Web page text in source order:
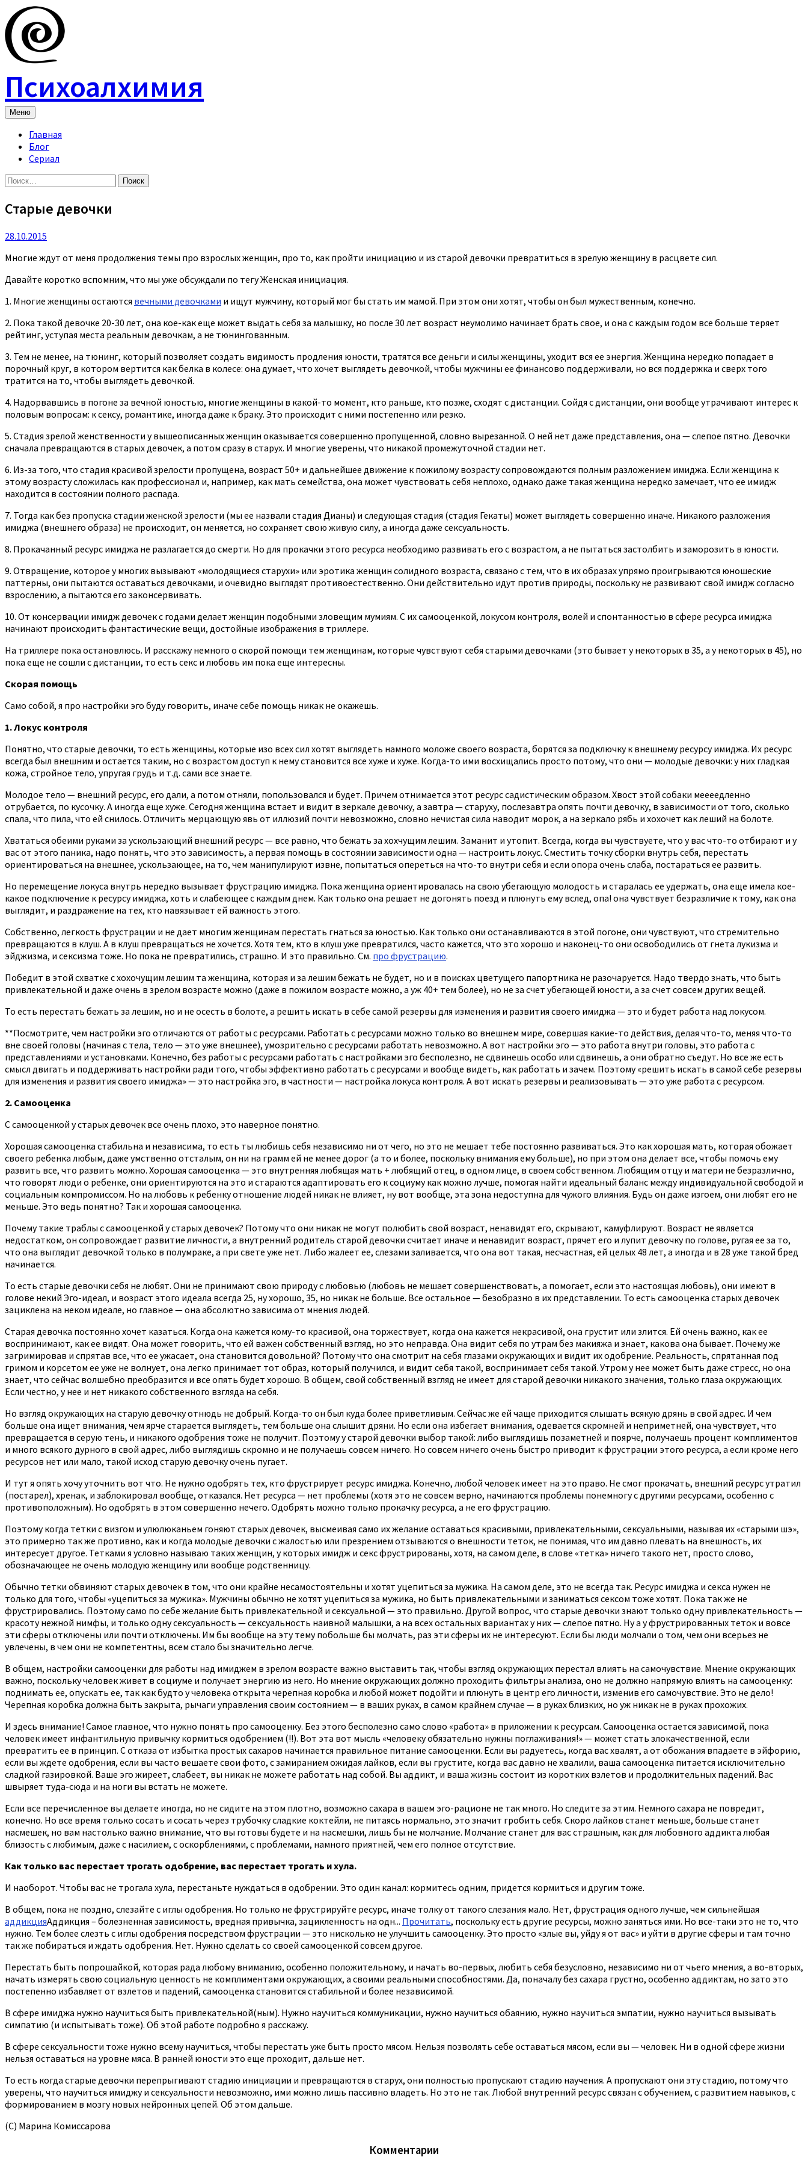
Skip
to
content
Психоалхимия
Меню
Главная
Блог
Сериал
Найти:
Старые девочки
28.10.2015
Многие ждут от меня продолжения темы про взрослых женщин, про то, как пройти инициацию и из старой девочки превратиться в зрелую женщину в расцвете сил.
Давайте коротко вспомним, что мы уже обсуждали по тегу Женская инициация.
1. Многие женщины остаются вечными девочками и ищут мужчину, который мог бы стать им мамой. При этом они хотят, чтобы он был мужественным, конечно.
2. Пока такой девочке 20-30 лет, она кое-как еще может выдать себя за малышку, но после 30 лет возраст неумолимо начинает брать свое, и она с каждым годом все больше теряет
рейтинг, уступая места реальным девочкам, а не тюнингованным.
3. Тем не менее, на тюнинг, который позволяет создать видимость продления юности, тратятся все деньги и силы женщины, уходит вся ее энергия. Женщина нередко попадает в
порочный круг, в котором вертится как белка в колесе: она думает, что хочет выглядеть девочкой, чтобы мужчины ее финансово поддерживали, но вся поддержка и сверх того
тратится на то, чтобы выглядеть девочкой.
4. Надорвавшись в погоне за вечной юностью, многие женщины в какой-то момент, кто раньше, кто позже, сходят с дистанции. Сойдя с дистанции, они вообще утрачивают интерес к
половым вопросам: к сексу, романтике, иногда даже к браку. Это происходит с ними постепенно или резко.
5. Стадия зрелой женственности у вышеописанных женщин оказывается совершенно пропущенной, словно вырезанной. О ней нет даже представления, она — слепое пятно. Девочки
сначала превращаются в старых девочек, а потом сразу в старух. И многие уверены, что никакой промежуточной стадии нет.
6. Из-за того, что стадия красивой зрелости пропущена, возраст 50+ и дальнейшее движение к пожилому возрасту сопровождаются полным разложением имиджа. Если женщина к
этому возрасту сложилась как профессионал и, например, как мать семейства, она может чувствовать себя неплохо, однако даже такая женщина нередко замечает, что ее имидж
находится в состоянии полного распада.
7. Тогда как без пропуска стадии женской зрелости (мы ее назвали стадия Дианы) и следующая стадия (стадия Гекаты) может выглядеть совершенно иначе. Никакого разложения
имиджа (внешнего образа) не происходит, он меняется, но сохраняет свою живую силу, а иногда даже сексуальность.
8. Прокачанный ресурс имиджа не разлагается до смерти. Но для прокачки этого ресурса необходимо развивать его с возрастом, а не пытаться застолбить и заморозить в юности.
9. Отвращение, которое у многих вызывают «молодящиеся старухи» или эротика женщин солидного возраста, связано с тем, что в их образах упрямо проигрываются юношеские
паттерны, они пытаются оставаться девочками, и очевидно выглядят противоестественно. Они действительно идут против природы, поскольку не развивают свой имидж согласно
взрослению, а пытаются его законсервивать.
10. От консервации имидж девочек с годами делает женщин подобными зловещим мумиям. С их самооценкой, локусом контроля, волей и спонтанностью в сфере ресурса имиджа
начинают происходить фантастические вещи, достойные изображения в триллере.
На триллере пока остановлюсь. И расскажу немного о скорой помощи тем женщинам, которые чувствуют себя старыми девочками (это бывает у некоторых в 35, а у некоторых в 45), но
пока еще не сошли с дистанции, то есть секс и любовь им пока еще интересны.
Скорая помощь
Само собой, я про настройки эго буду говорить, иначе себе помощь никак не окажешь.
1. Локус контроля
Понятно, что старые девочки, то есть женщины, которые изо всех сил хотят выглядеть намного моложе своего возраста, борятся за подключку к внешнему ресурсу имиджа. Их ресурс
всегда был внешним и остается таким, но с возрастом доступ к нему становится все хуже и хуже. Когда-то ими восхищались просто потому, что они — молодые девочки: у них гладкая
кожа, стройное тело, упругая грудь и т.д. сами все знаете.
Молодое тело — внешний ресурс, его дали, а потом отняли, попользовался и будет. Причем отнимается этот ресурс садистическим образом. Хвост этой собаки меееедленно
отрубается, по кусочку. А иногда еще хуже. Сегодня женщина встает и видит в зеркале девочку, а завтра — старуху, послезавтра опять почти девочку, в зависимости от того, сколько
спала, что пила, что ей снилось. Отличить мерцающую явь от иллюзий почти невозможно, словно нечистая сила наводит морок, а на зеркало рябь и хохочет как леший на болоте.
Хвататься обеими руками за ускользающий внешний ресурс — все равно, что бежать за хохчущим лешим. Заманит и утопит. Всегда, когда вы чувствуете, что у вас что-то отбирают и у
вас от этого паника, надо понять, что это зависимость, а первая помощь в состоянии зависимости одна — настроить локус. Сместить точку сборки внутрь себя, перестать
ориентироваться на внешнее, ускользающее, на то, чем манипулируют извне, попытаться опереться на что-то внутри себя и если опора очень слаба, постараться ее развить.
Но перемещение локуса внутрь нередко вызывает фрустрацию имиджа. Пока женщина ориентировалась на свою убегающую молодость и старалась ее удержать, она еще имела кое-
какое подключение к ресурсу имиджа, хоть и слабеющее с каждым днем. Как только она решает не догонять поезд и плюнуть ему вслед, опа! она чувствует безразличие к тому, как она
выглядит, и раздражение на тех, кто навязывает ей важность этого.
Собственно, легкость фрустрации и не дает многим женщинам перестать гнаться за юностью. Как только они останавливаются в этой погоне, они чувствуют, что стремительно
превращаются в клуш. А в клуш превращаться не хочется. Хотя тем, кто в клуш уже превратился, часто кажется, что это хорошо и наконец-то они освободились от гнета лукизма и
эйджизма, и сексизма тоже. Но пока не превратились, страшно. И это правильно. См. про фрустрацию.
Победит в этой схватке с хохочущим лешим та женщина, которая и за лешим бежать не будет, но и в поисках цветущего папортника не разочаруется. Надо твердо знать, что быть
привлекательной и даже очень в зрелом возрасте можно (даже в пожилом возрасте можно, а уж 40+ тем более), но не за счет убегающей юности, а за счет совсем других вещей.
То есть перестать бежать за лешим, но и не осесть в болоте, а решить искать в себе самой резервы для изменения и развития своего имиджа — это и будет работа над локусом.
**Посмотрите, чем настройки эго отличаются от работы с ресурсами. Работать с ресурсами можно только во внешнем мире, совершая какие-то действия, делая что-то, меняя что-то
вне своей головы (начиная с тела, тело — это уже внешнее), умозрительно с ресурсами работать невозможно. А вот настройки эго — это работа внутри головы, это работа с
представлениями и установками. Конечно, без работы с ресурсами работать с настройками эго бесполезно, не сдвинешь особо или сдвинешь, а они обратно съедут. Но все же есть
смысл двигать и поддерживать настройки ради того, чтобы эффективно работать с ресурсами и вообще видеть, как работать и зачем. Поэтому «решить искать в самой себе резервы
для изменения и развития своего имиджа» — это настройка эго, в частности — настройка локуса контроля. А вот искать резервы и реализовывать — это уже работа с ресурсом.
2. Самооценка
С самооценкой у старых девочек все очень плохо, это наверное понятно.
Хорошая самооценка стабильна и независима, то есть ты любишь себя независимо ни от чего, но это не мешает тебе постоянно развиваться. Это как хорошая мать, которая обожает
своего ребенка любым, даже умственно отсталым, он ни на грамм ей не менее дорог (а то и более, поскольку внимания ему больше), но при этом она делает все, чтобы помочь ему
развить все, что развить можно. Хорошая самооценка — это внутренняя любящая мать + любящий отец, в одном лице, в своем собственном. Любящим отцу и матери не безразлично,
что говорят люди о ребенке, они ориентируются на это и стараются адаптировать его к социуму как можно лучше, помогая найти идеальный баланс между индивидуальной свободой и
социальным компромиссом. Но на любовь к ребенку отношение людей никак не влияет, ну вот вообще, эта зона недоступна для чужого влияния. Будь он даже изгоем, они любят его не
меньше. Это ведь понятно? Так и хорошая самооценка.
Почему такие траблы с самооценкой у старых девочек? Потому что они никак не могут полюбить свой возраст, ненавидят его, скрывают, камуфлируют. Возраст не является
недостатком, он сопровождает развитие личности, а внутренний родитель старой девочки считает иначе и ненавидит возраст, прячет его и лупит девочку по голове, ругая ее за то,
что она выглядит девочкой только в полумраке, а при свете уже нет. Либо жалеет ее, слезами заливается, что она вот такая, несчастная, ей целых 48 лет, а иногда и в 28 уже такой бред
начинается.
То есть старые девочки себя не любят. Они не принимают свою природу с любовью (любовь не мешает совершенствовать, а помогает, если это настоящая любовь), они имеют в
голове некий Эго-идеал, и возраст этого идеала всегда 25, ну хорошо, 35, но никак не больше. Все остальное — безобразно в их представлении. То есть самооценка старых девочек
зациклена на неком идеале, но главное — она абсолютно зависима от мнения людей.
Старая девочка постоянно хочет казаться. Когда она кажется кому-то красивой, она торжествует, когда она кажется некрасивой, она грустит или злится. Ей очень важно, как ее
воспринимают, как ее видят. Она может говорить, что ей важен собственный взгляд, но это неправда. Она видит себя по утрам без макияжа и знает, какова она бывает. Почему же
загримировав и спрятав все, что ее ужасает, она становится довольной? Потому что она смотрит на себя глазами окружающих и видит их одобрение. Реальность, спрятанная под
гримом и корсетом ее уже не волнует, она легко принимает тот образ, который получился, и видит себя такой, воспринимает себя такой. Утром у нее может быть даже стресс, но она
знает, что сейчас волшебно преобразится и все опять будет хорошо. В общем, свой собственный взгляд не имеет для старой девочки никакого значения, только глаза окружающих.
Если честно, у нее и нет никакого собственного взгляда на себя.
Но взгляд окружающих на старую девочку отнюдь не добрый. Когда-то он был куда более приветливым. Сейчас же ей чаще приходится слышать всякую дрянь в свой адрес. И чем
больше она ищет внимания, чем ярче старается выглядеть, тем больше она слышит дряни. Но если она избегает внимания, одевается скромней и неприметней, она чувствует, что
превращается в серую тень, и никакого одобрения тоже не получит. Поэтому у старой девочки выбор такой: либо выглядишь позаметней и поярче, получаешь процент комплиментов
и много всякого дурного в свой адрес, либо выглядишь скромно и не получаешь совсем ничего. Но совсем ничего очень быстро приводит к фрустрации этого ресурса, а если кроме него
ресурсов нет или мало, такой исход старую девочку очень пугает.
И тут я опять хочу уточнить вот что. Не нужно одобрять тех, кто фрустрирует ресурс имиджа. Конечно, любой человек имеет на это право. Не смог прокачать, внешний ресурс утратил
(постарел), хренак, и заблокировал вообще, отказался. Нет ресурса — нет проблемы (хотя это не совсем верно, начинаются проблемы понемногу с другими ресурсами, особенно с
противоположным). Но одобрять в этом совершенно нечего. Одобрять можно только прокачку ресурса, а не его фрустрацию.
Поэтому когда тетки с визгом и улюлюканьем гоняют старых девочек, высмеивая само их желание оставаться красивыми, привлекательными, сексуальными, называя их «старыми шэ»,
это примерно так же противно, как и когда молодые девочки с жалостью или презрением отзываются о внешности теток, не понимая, что им давно плевать на внешность, их
интересует другое. Тетками я условно называю таких женщин, у которых имидж и секс фрустрированы, хотя, на самом деле, в слове «тетка» ничего такого нет, просто слово,
обозначающее не очень молодую женщину или вообще родственницу.
Обычно тетки обвиняют старых девочек в том, что они крайне несамостоятельны и хотят уцепиться за мужика. На самом деле, это не всегда так. Ресурс имиджа и секса нужен не
только для того, чтобы «уцепиться за мужика». Мужчины обычно не хотят уцепиться за мужика, но быть привлекательными и заниматься сексом тоже хотят. Пока так же не
фрустрировались. Поэтому само по себе желание быть привлекательной и сексуальной — это правильно. Другой вопрос, что старые девочки знают только одну привлекательность —
красоту нежной нимфы, и только одну сексуальность — сексуальность наивной малышки, а на всех остальных вариантах у них — слепое пятно. Ну а у фрустрированных теток и вовсе
эти сферы отключены или почти отключены. Им бы вообще на эту тему побольше бы молчать, раз эти сферы их не интересуют. Если бы люди молчали о том, чем они всерьез не
увлечены, в чем они не компетентны, всем стало бы значительно легче.
В общем, настройки самооценки для работы над имиджем в зрелом возрасте важно выставить так, чтобы взгляд окружающих перестал влиять на самочувствие. Мнение окружающих
важно, поскольку человек живет в социуме и получает энергию из него. Но мнение окружающих должно проходить фильтры анализа, оно не должно напрямую влиять на самооценку:
поднимать ее, опускать ее, так как будто у человека открыта черепная коробка и любой может подойти и плюнуть в центр его личности, изменив его самочувствие. Это не дело!
Черепная коробка должна быть закрыта, рычаги управления своим состоянием — в ваших руках, в самом крайнем случае — в руках близких, но уж никак не в руках прохожих.
И здесь внимание! Самое главное, что нужно понять про самооценку. Без этого бесполезно само слово «работа» в приложении к ресурсам. Самооценка остается зависимой, пока
человек имеет инфантильную привычку кормиться одобрением (!!). Вот эта вот мысль «человеку обязательно нужны поглаживания!» — может стать злокачественной, если
превратить ее в принцип. С отказа от избытка простых сахаров начинается правильное питание самооценки. Если вы радуетесь, когда вас хвалят, а от обожания впадаете в эйфорию,
если вы ждете одобрения, если вы часто вешаете свои фото, с замиранием ожидая лайков, если вы грустите, когда вас давно не хвалили, ваша самооценка питается исключительно
сладкой газировкой. Ваше эго жиреет, слабеет, вы никак не можете работать над собой. Вы аддикт, и ваша жизнь состоит из коротких взлетов и продолжительных падений. Вас
швыряет туда-сюда и на ноги вы встать не можете.
Если все перечисленное вы делаете иногда, но не сидите на этом плотно, возможно сахара в вашем эго-рационе не так много. Но следите за этим. Немного сахара не повредит,
конечно. Но все время только сосать и сосать через трубочку сладкие коктейли, не питаясь нормально, это значит гробить себя. Скоро лайков станет меньше, больше станет
насмешек, но вам настолько важно внимание, что вы готовы будете и на насмешки, лишь бы не молчание. Молчание станет для вас страшным, как для любовного аддикта любая
близость с любимым, даже с насилием, с оскорблениями, с проблемами, намного приятней, чем его полное отсутствие.
Как только вас перестает трогать одобрение, вас перестает трогать и хула.
И наоборот. Чтобы вас не трогала хула, перестаньте нуждаться в одобрении. Это один канал: кормитесь одним, придется кормиться и другим тоже.
В общем, пока не поздно, слезайте с иглы одобрения. Но только не фрустрируйте ресурс, иначе толку от такого слезания мало. Нет, фрустрация одного лучше, чем сильнейшая
аддикцияАддикция – болезненная зависимость, вредная привычка, зацикленность на одн... Прочитать, поскольку есть другие ресурсы, можно заняться ими. Но все-таки это не то, что
нужно. Тем более слезть с иглы одобрения посредством фрустрации — это нисколько не улучшить самооценку. Это просто «злые вы, уйду я от вас» и уйти в другие сферы и там точно
так же побираться и ждать одобрения. Нет. Нужно сделать со своей самооценкой совсем другое.
Перестать быть попрошайкой, которая рада любому вниманию, особенно положительному, и начать во-первых, любить себя безусловно, независимо ни от чьего мнения, а во-вторых,
начать измерять свою социальную ценность не комплиментами окружающих, а своими реальными способностями. Да, поначалу без сахара грустно, особенно аддиктам, но зато это
постепенно избавляет от взлетов и падений, самооценка становится стабильной и более независимой.
В сфере имиджа нужно научиться быть привлекательной(ным). Нужно научиться коммуникации, нужно научиться обаянию, нужно научиться эмпатии, нужно научиться вызывать
симпатию (и испытывать тоже). Об этой работе подробно я расскажу.
В сфере сексуальности тоже нужно всему научиться, чтобы перестать уже быть просто мясом. Нельзя позволять себе оставаться мясом, если вы — человек. Ни в одной сфере жизни
нельзя оставаться на уровне мяса. В ранней юности это еще проходит, дальше нет.
То есть когда старые девочки перепрыгивают стадию инициации и превращаются в старух, они полностью пропускают стадию научения. А пропускают они эту стадию, потому что
уверены, что научиться имиджу и сексуальности невозможно, ими можно лишь пассивно владеть. Но это не так. Любой внутренний ресурс связан с обучением, с развитием навыков, с
формированием в мозгу новых нейронных цепей. Об этом дальше.
(С) Марина Комиссарова
Комментарии